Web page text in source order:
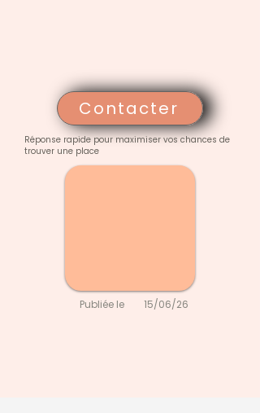
Contacter
Réponse rapide pour maximiser vos chances de
trouver une place
Publiée le 15/06/26